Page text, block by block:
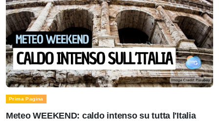
Prima Pagina
Meteo WEEKEND: caldo intenso su tutta l'Italia